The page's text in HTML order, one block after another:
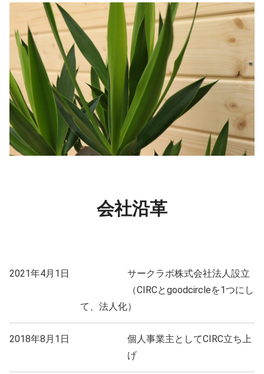
会社沿革
2021年4月1日
サークラボ株式会社法人設立
（CIRCとgoodcircleを1つにし
て、法人化）
2018年8月1日
個人事業主としてCIRC立ち上
げ